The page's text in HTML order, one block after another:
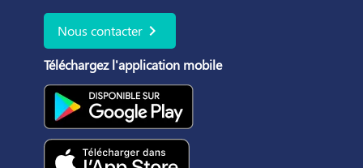
Nous contacter chevron_right
Téléchargez l'application mobile